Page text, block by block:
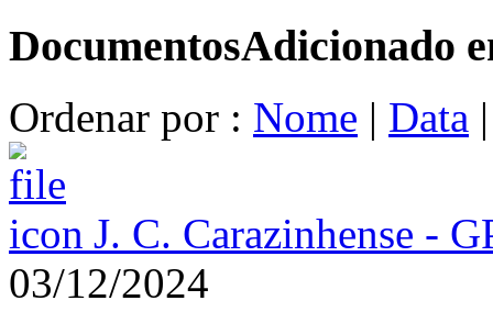
DocumentosAdicionado
Ordenar por : Nome | Data
J. C. Carazinhense -
03/12/2024